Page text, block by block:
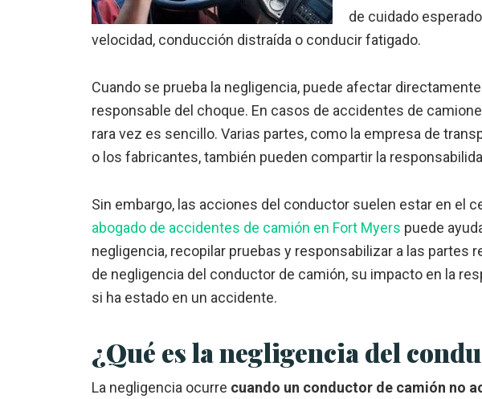
de cuidado
velocidad, conducción distraída o conducir fatigado.
Cuando se prueba la negligencia, puede afectar
responsable del choque. En casos de accidentes de
rara vez es sencillo. Varias partes, como la empresa de
o los fabricantes, también pueden compartir la
Sin embargo, las acciones del conductor suelen estar en el
abogado de accidentes de camión en Fort Myers puede
negligencia, recopilar pruebas y responsabilizar a las partes
de negligencia del conductor de camión, su impacto en la
si ha estado en un accidente.
¿Qué es la negligencia del
La negligencia ocurre cuando un conductor de camión no